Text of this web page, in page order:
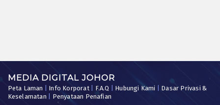
MEDIA DIGITAL JOHOR
Peta Laman Info Korporat| F.A.Q Hubungi Kami
Dasar Privasi &
Keselamatan
Penyataan Penafian